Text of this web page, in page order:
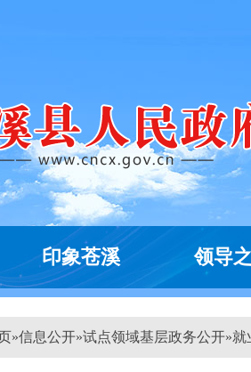
印象苍溪 领导
»信息公开»试点领域基层政务公开»就